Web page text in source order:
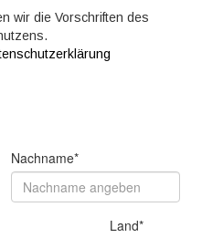
wir die Vorschriften des